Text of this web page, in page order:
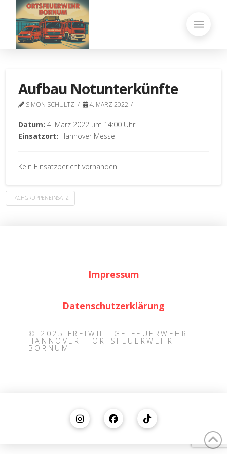
Aufbau Notunterkünfte
SIMON SCHULTZ 4. MÄRZ 2022
Datum: 4. März 2022 um 14:00 Uhr
Einsatzort: Hannover Messe
Kein Einsatzbericht vorhanden
FACHGRUPPENEINSATZ
Impressum
Datenschutzerklärung
© 2025 FREIWILLIGE FEUERWEHR
HANNOVER - ORTSFEUERWEHR
BORNUM